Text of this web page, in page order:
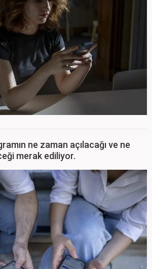
ne zaman açılacağı ve ne
merak ediliyor.